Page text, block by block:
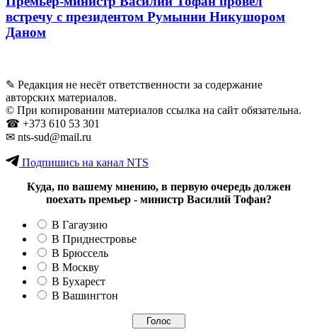
встречу с президентом Румынии Никушором
Даном
✎ Редакция не несёт ответственности за содержание
авторских материалов.
© При копировании материалов ссылка на сайт обязательна.
☎︎ +373 610 53 301
✉ nts-sud@mail.ru
Подпишись на канал NTS
Куда, по вашему мнению, в первую очередь должен
поехать премьер - министр Василий Тофан?
В Гагаузию
В Приднестровье
В Брюссель
В Москву
В Бухарест
В Вашингтон